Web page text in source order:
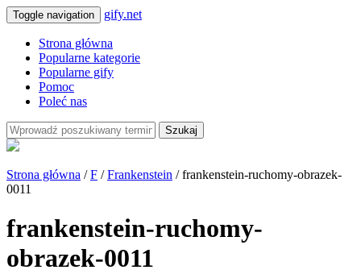
Toggle navigation gify.net
Strona główna
Popularne kategorie
Popularne gify
Pomoc
Poleć nas
Szukaj
Strona główna /F /Frankenstein / frankenstein-ruchomy-obrazek-
0011
frankenstein-ruchomy-
obrazek-0011